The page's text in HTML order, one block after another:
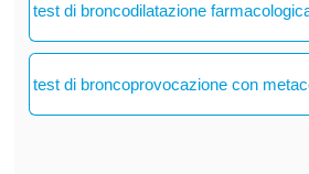
test di broncodilatazione
test di broncoprovocazione con